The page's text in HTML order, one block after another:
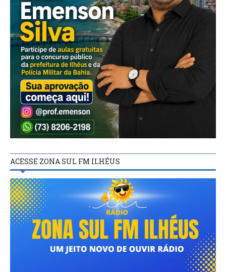
ACESSE ZONA SUL FM ILHÉUS